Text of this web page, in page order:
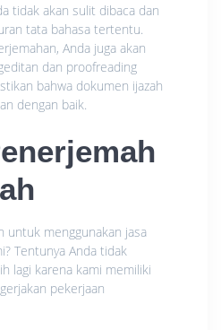
tidak akan sulit dibaca dan
tata bahasa tertentu.
Anda juga akan
dan proofreading
bahwa dokumen ijazah
dengan baik.
untuk menggunakan jasa
Tentunya Anda tidak
lagi karena kami memiliki
pekerjaan